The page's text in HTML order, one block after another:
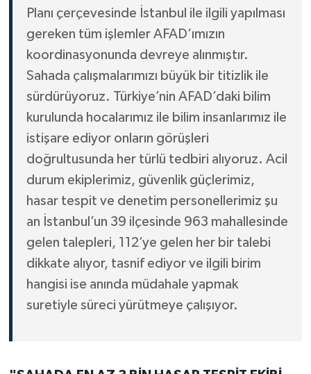
Planı çerçevesinde İstanbul ile ilgili yapılması
gereken tüm işlemler AFAD’ımızın
koordinasyonunda devreye alınmıştır.
Sahada çalışmalarımızı büyük bir titizlik ile
sürdürüyoruz. Türkiye’nin AFAD’daki bilim
kurulunda hocalarımız ile bilim insanlarımız ile
istişare ediyor onların görüşleri
doğrultusunda her türlü tedbiri alıyoruz. Acil
durum ekiplerimiz, güvenlik güçlerimiz,
hasar tespit ve denetim personellerimiz şu
an İstanbul’un 39 ilçesinde 963 mahallesinde
gelen talepleri, 112’ye gelen her bir talebi
dikkate alıyor, tasnif ediyor ve ilgili birim
hangisi ise anında müdahale yapmak
suretiyle süreci yürütmeye çalışıyor.